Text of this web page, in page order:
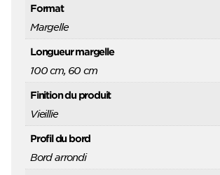
Format
Margelle
Longueur margelle
100 cm, 60 cm
Finition du produit
Vieillie
Profil du bord
Bord arrondi